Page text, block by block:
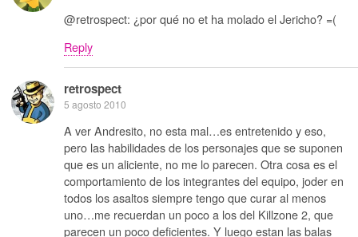
@retrospect: ¿por qué no et ha molado el Jericho? =(
Reply
retrospect
5 agosto 2010
A ver Andresito, no esta mal…es entretenido y eso,
pero las habilidades de los personajes que se suponen
que es un aliciente, no me lo parecen. Otra cosa es el
comportamiento de los integrantes del equipo, joder en
todos los asaltos siempre tengo que curar al menos
uno…me recuerdan un poco a los del Killzone 2, que
parecen un poco deficientes. Y luego estan las balas